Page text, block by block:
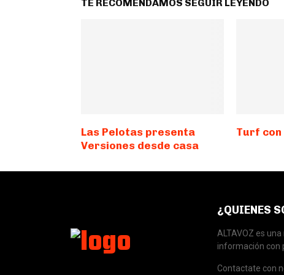
TE RECOMENDAMOS SEGUIR LEYENDO
Las Pelotas presenta
Versiones desde casa
Turf con
¿QUIENES
ALTAVOZ es
información con
Contactate con